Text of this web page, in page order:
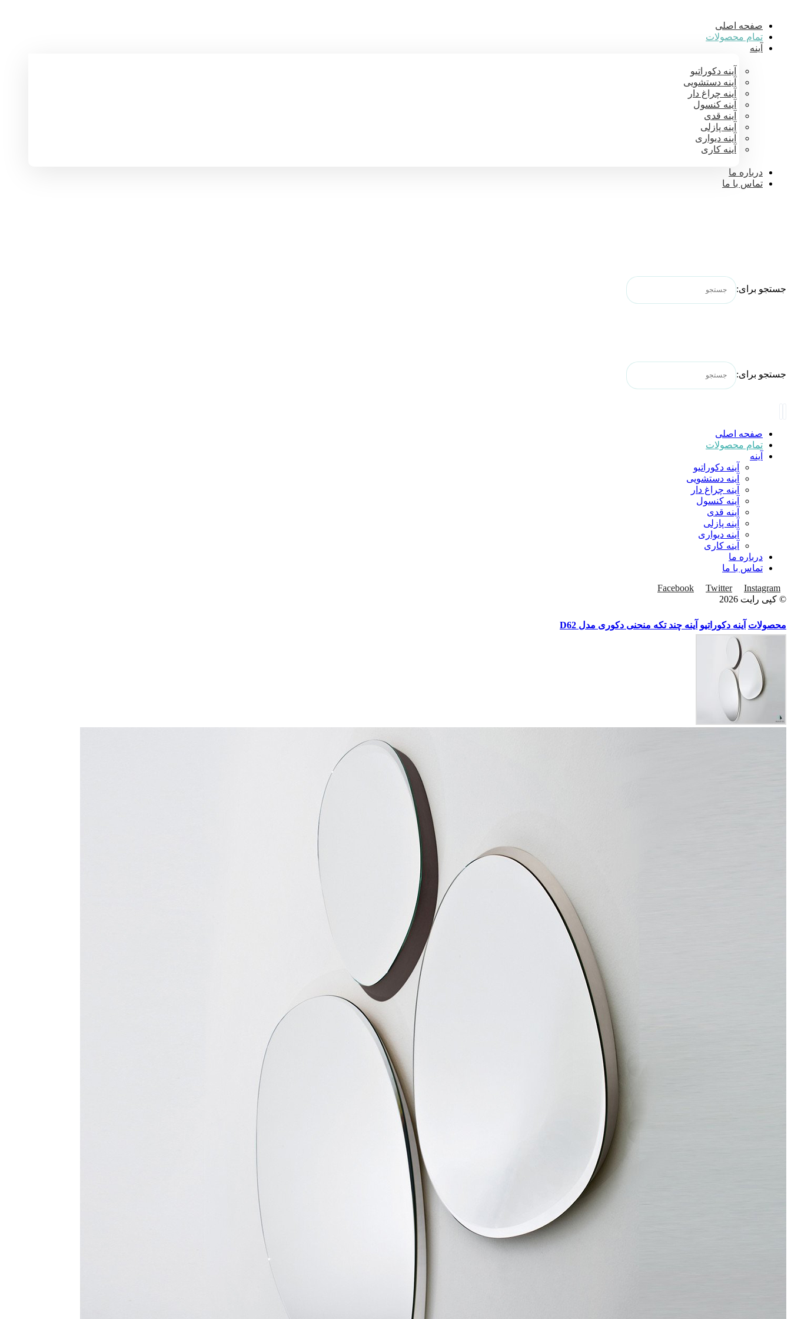
صفحه اصلی
تمام محصولات
آینه
آینه دکوراتیو
آینه دستشویی
آینه چراغ دار
آینه کنسول
آینه قدی
آینه پازلی
آینه دیواری
آینه کاری
درباره ما
تماس با ما
جستجو برای:
جستجو برای:
صفحه اصلی
تمام محصولات
آینه
آینه دکوراتیو
آینه دستشویی
آینه چراغ دار
آینه کنسول
آینه قدی
آینه پازلی
آینه دیواری
آینه کاری
درباره ما
تماس با ما
Facebook
Twitter
Instagram
© کپی رایت 2026
محصولات آینه دکوراتیو آینه چند تکه منحنی دکوری مدل D62